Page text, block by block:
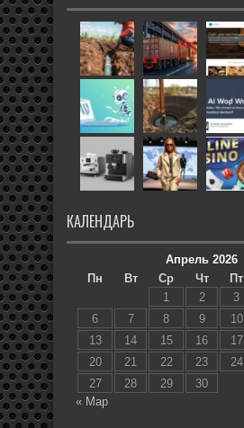
КАЛЕНДАРЬ
Апрель 2026
Пн
Вт Ср Чт Пт
1
2 3
6
7 8 9 10
13
14 15 16 17
20
21 22 23 24
27
28 29
30
« Мар